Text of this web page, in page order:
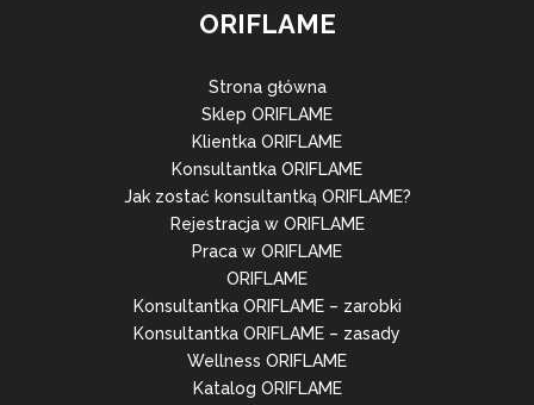
ORIFLAME
Strona główna
Sklep ORIFLAME
Klientka ORIFLAME
Konsultantka ORIFLAME
Jak zostać konsultantką ORIFLAME?
Rejestracja w ORIFLAME
Praca w ORIFLAME
ORIFLAME
Konsultantka ORIFLAME – zarobki
Konsultantka ORIFLAME – zasady
Wellness ORIFLAME
Katalog ORIFLAME